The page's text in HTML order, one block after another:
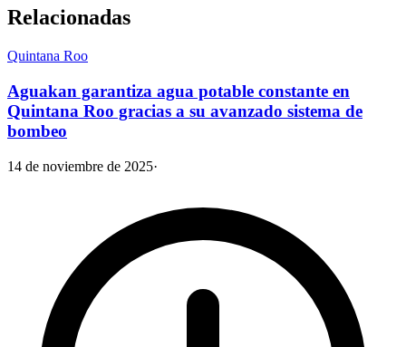
Relacionadas
Quintana Roo
Aguakan garantiza agua potable constante en
Quintana Roo gracias a su avanzado sistema de
bombeo
14 de noviembre de 2025·